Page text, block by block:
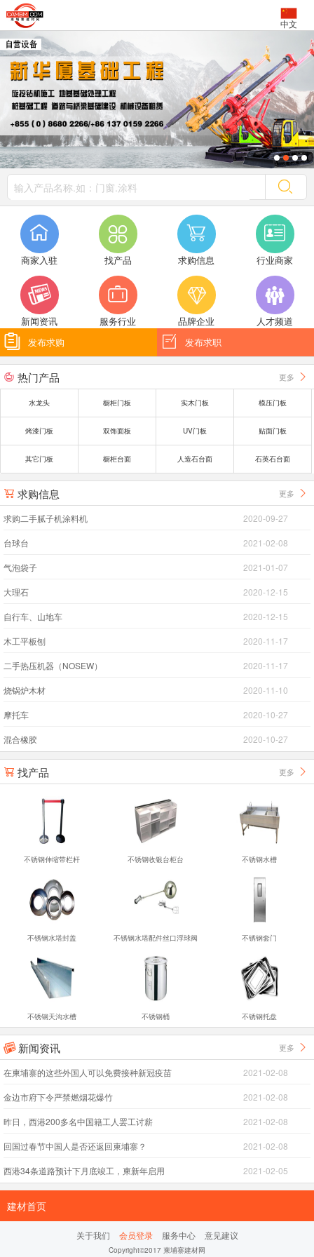
中文

商家入驻

找产品

求购信息

行业商家

新闻资讯

服务行业

品牌企业

人才频道
 发布求购  发布求职
 热门产品 更多 
水龙头 橱柜门板 实木门板 模压门板
烤漆门板 双饰面板 UV门板 贴面门板
其它门板 橱柜台面 人造石台面 石英石台面
 求购信息 更多 
求购二手腻子机涂料机 2020-09-27
台球台 2021-02-08
气泡袋子 2021-01-07
大理石 2020-12-15
自行车、山地车 2020-12-15
木工平板刨 2020-11-17
二手热压机器（NOSEW） 2020-11-17
烧锅炉木材 2020-11-10
摩托车 2020-10-27
混合橡胶 2020-10-27
 找产品 更多 
不锈钢伸缩带栏杆 不锈钢收银台柜台 不锈钢水槽
不锈钢水塔封盖 不锈钢水塔配件丝口浮球阀 不锈钢套门
不锈钢天沟水槽 不锈钢桶 不锈钢托盘
 新闻资讯 更多 
在柬埔寨的这些外国人可以免费接种新冠疫苗 2021-02-08
金边市府下令严禁燃烟花爆竹 2021-02-08
昨日，西港200多名中国籍工人罢工讨薪 2021-02-08
回国过春节中国人是否还返回柬埔寨？ 2021-02-08
西港34条道路预计下月底竣工，柬新年启用 2021-02-05
建材首页
关于我们 会员登录 服务中心 意见建议
Copyright©2017 柬埔寨建材网